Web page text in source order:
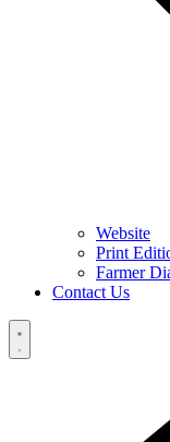
Website
Print
Farmer
Contact Us